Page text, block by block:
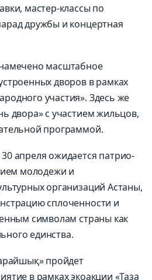
мастер-классы по
дружбы и концертная
масштабное
дворов в рамках
участия». Здесь же
двора» с участием жильцов,
программой.
апреля ожидается патрио­
молодежи и
организаций Астаны,
сплоченности и
символам страны как
единства.
пройдет
в рамках экоакции «Таза